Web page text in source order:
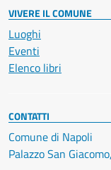
VIVERE IL COMUNE
Luoghi
Eventi
Elenco libri
CONTATTI
Comune di Napoli
Palazzo San